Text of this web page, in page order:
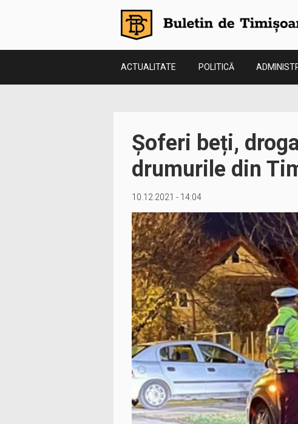
ACTUALITATE POLITICĂ
Șoferi beți,
drumurile din
10.12.2021 - 14:04